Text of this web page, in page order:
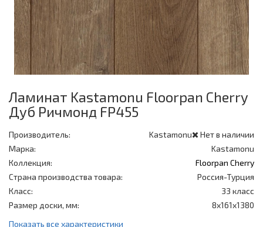
Ламинат Kastamonu Floorpan Cherry
Дуб Ричмонд FP455
Нет в наличии
Производитель:
Kastamonu
Марка:
Kastamonu
Коллекция:
Floorpan Cherry
Страна производства товара:
Россия-Турция
Класс:
33 класс
Размер доски, мм:
8x161x1380
Показать все характеристики